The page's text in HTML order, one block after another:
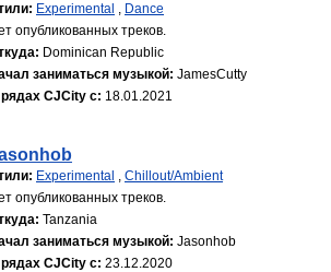
Experimental , Dance
опубликованных треков.
Dominican Republic
заниматься музыкой: JamesCutty
CJCity с: 18.01.2021
Experimental , Chillout/Ambient
опубликованных треков.
Tanzania
заниматься музыкой: Jasonhob
CJCity с: 23.12.2020